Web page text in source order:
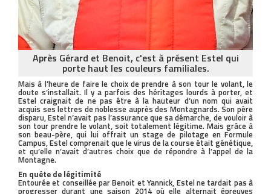
Après Gérard et Benoit, c'est à présent Estel qui
porte haut les couleurs familiales.
Mais à l’heure de faire le choix de prendre à son tour le volant, le
doute s’installait. Il y a parfois des héritages lourds à porter, et
Estel craignait de ne pas être à la hauteur d’un nom qui avait
acquis ses lettres de noblesse auprès des Montagnards. Son père
disparu, Estel n’avait pas l’assurance que sa démarche, de vouloir à
son tour prendre le volant, soit totalement légitime. Mais grâce à
son beau-père, qui lui offrait un stage de pilotage en Formule
Campus, Estel comprenait que le virus de la course était génétique,
et qu’elle n’avait d’autres choix que de répondre à l’appel de la
Montagne.
En quête de légitimité
Entourée et conseillée par Benoit et Yannick, Estel ne tardait pas à
progresser durant une saison 2014 où elle alternait épreuves